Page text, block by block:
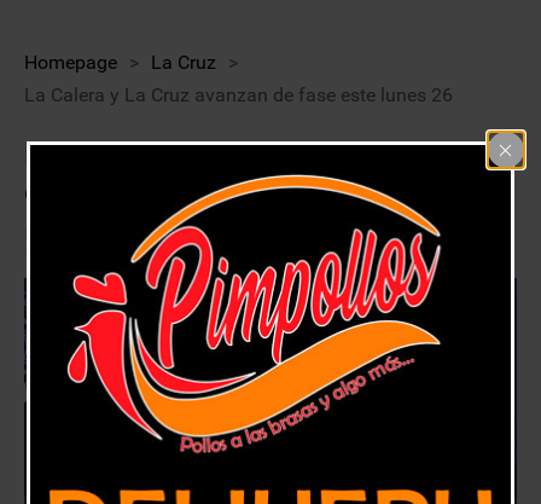
Homepage > La Cruz
>
La Calera y La Cruz avanzan de fase este lunes 26
La Calera y La Cruz avanzan de fase
este lunes 26
22 octubre, 2020 La Calera